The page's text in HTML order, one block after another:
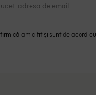
că am citit și sunt de acord cu